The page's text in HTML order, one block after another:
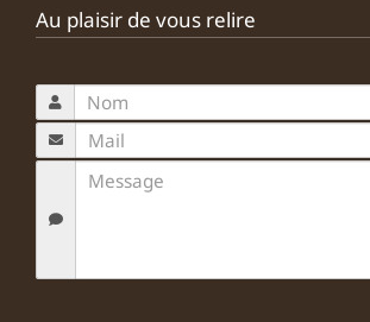
Au plaisir de vous relire